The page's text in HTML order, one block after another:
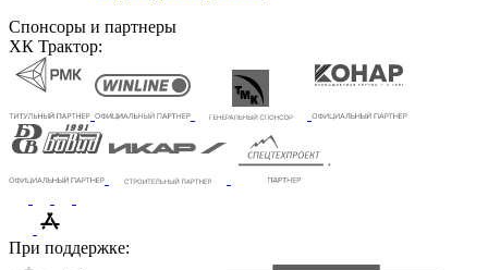
Спонсоры и партнеры
ХК Трактор:
При поддержке: